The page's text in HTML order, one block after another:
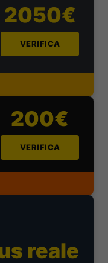
2050€
VERIFICA
200€
VERIFICA
reale